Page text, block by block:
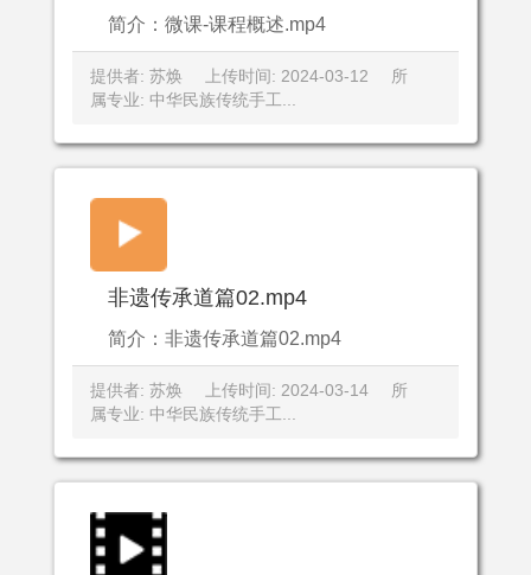
简介：微课-课程概述.mp4
提供者: 苏焕 上传时间: 2024-03-12
所
属专业: 中华民族传统手工...
非遗传承道篇02.mp4
简介：非遗传承道篇02.mp4
提供者: 苏焕 上传时间: 2024-03-14
所
属专业: 中华民族传统手工...